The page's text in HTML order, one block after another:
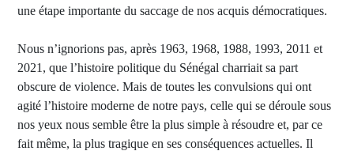
une étape importante du saccage de nos acquis démocratiques.
Nous n’ignorions pas, après 1963, 1968, 1988, 1993, 2011 et
2021, que l’histoire politique du Sénégal charriait sa part
obscure de violence. Mais de toutes les convulsions qui ont
agité l’histoire moderne de notre pays, celle qui se déroule sous
nos yeux nous semble être la plus simple à résoudre et, par ce
fait même, la plus tragique en ses conséquences actuelles. Il